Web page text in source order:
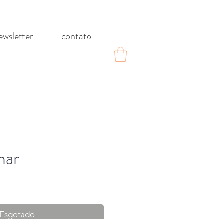
contato
Esgotado